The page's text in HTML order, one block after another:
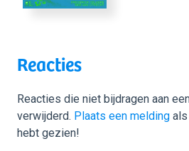
Reacties
Reacties die niet bijdragen aan
verwijderd. Plaats een melding
hebt gezien!